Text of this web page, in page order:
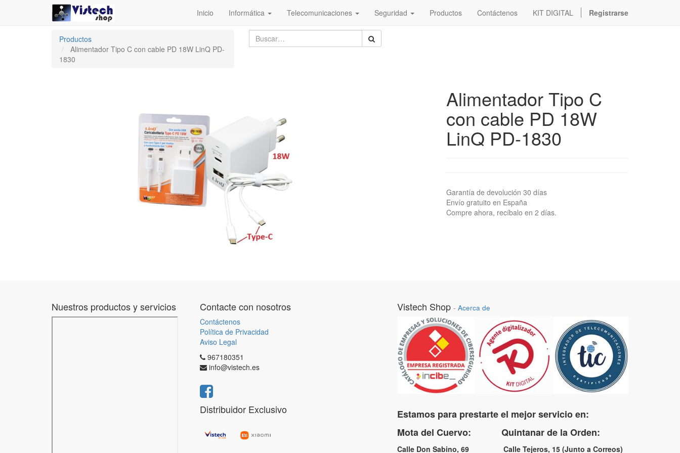
Inicio Informática Telecomunicaciones Seguridad Productos Contáctenos KIT DIGITAL Registrarse
Productos
Alimentador Tipo C con cable PD 18W LinQ PD-
1830
Alimentador Tipo C
con cable PD 18W
LinQ PD-1830
Garantía de devolución 30 días
Envío gratuito en España
Compre ahora, recíbalo en 2 días.
Nuestros productos y servicios Contacte con nosotros
Contáctenos
Política de Privacidad
Aviso Legal
967180351
info@vistech.es
Distribuidor Exclusivo
Vistech Shop - Acerca de
Estamos para prestarte el mejor servicio en:
Mota del Cuervo: Quintanar de la Orden:
Calle Don Sabino, 69 Calle Tejeros, 15 (Junto a Correos)